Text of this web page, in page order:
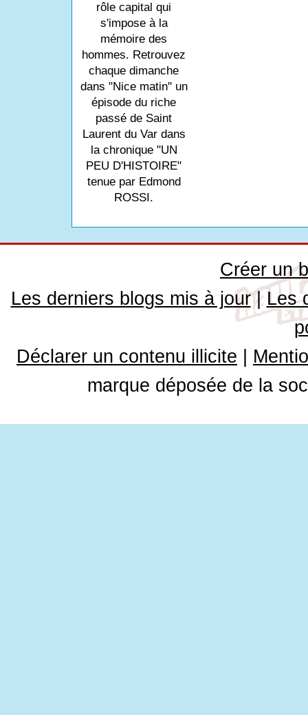
rôle capital qui
s'impose à la
mémoire des
hommes. Retrouvez
chaque dimanche
dans "Nice matin" un
épisode du riche
passé de Saint
Laurent du Var dans
la chronique "UN
PEU D'HISTOIRE"
tenue par Edmond
ROSSI.
Créer un
Les derniers blogs mis à jour| Les
Déclarer un contenu illicite
marque déposée de la